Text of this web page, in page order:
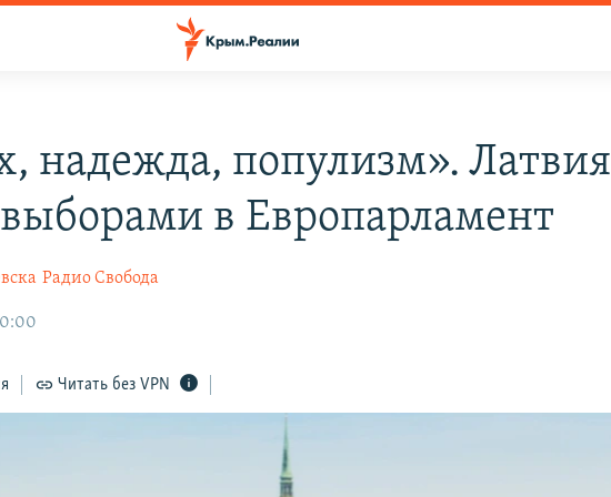
надежда, популизм». Латвия
в Европарламент
Радио Свобода
Читать без VPN